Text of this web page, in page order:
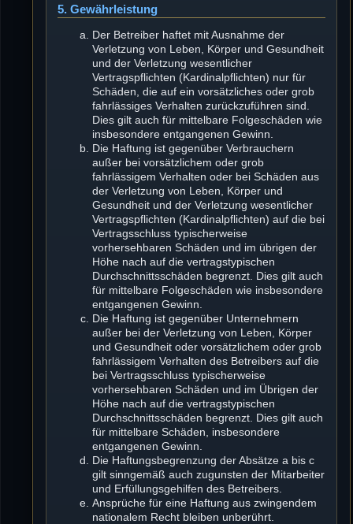
5. Gewährleistung
Der Betreiber haftet mit Ausnahme der
Verletzung von Leben, Körper und Gesundheit
und der Verletzung wesentlicher
Vertragspflichten (Kardinalpflichten) nur für
Schäden, die auf ein vorsätzliches oder grob
fahrlässiges Verhalten zurückzuführen sind.
Dies gilt auch für mittelbare Folgeschäden wie
insbesondere entgangenen Gewinn.
Die Haftung ist gegenüber Verbrauchern
außer bei vorsätzlichem oder grob
fahrlässigem Verhalten oder bei Schäden aus
der Verletzung von Leben, Körper und
Gesundheit und der Verletzung wesentlicher
Vertragspflichten (Kardinalpflichten) auf die bei
Vertragsschluss typischerweise
vorhersehbaren Schäden und im übrigen der
Höhe nach auf die vertragstypischen
Durchschnittsschäden begrenzt. Dies gilt auch
für mittelbare Folgeschäden wie insbesondere
entgangenen Gewinn.
Die Haftung ist gegenüber Unternehmern
außer bei der Verletzung von Leben, Körper
und Gesundheit oder vorsätzlichem oder grob
fahrlässigem Verhalten des Betreibers auf die
bei Vertragsschluss typischerweise
vorhersehbaren Schäden und im Übrigen der
Höhe nach auf die vertragstypischen
Durchschnittsschäden begrenzt. Dies gilt auch
für mittelbare Schäden, insbesondere
entgangenen Gewinn.
Die Haftungsbegrenzung der Absätze a bis c
gilt sinngemäß auch zugunsten der Mitarbeiter
und Erfüllungsgehilfen des Betreibers.
Ansprüche für eine Haftung aus zwingendem
nationalem Recht bleiben unberührt.